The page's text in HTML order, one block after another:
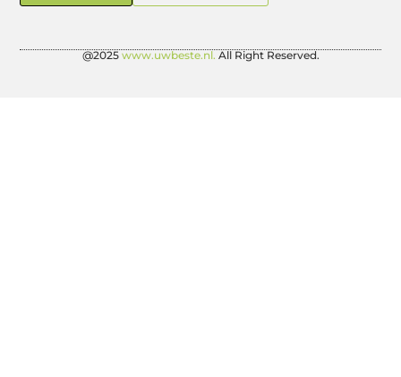
@2025 www.uwbeste.nl. All Right Reserved.